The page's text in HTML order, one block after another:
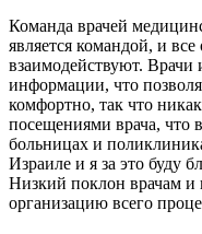
Команда врачей
является командой, и
взаимодействуют.
информации, что
комфортно, так что
посещениями врача, что
больницах и
Израиле и я за это буду
Низкий поклон врачам
организацию всего